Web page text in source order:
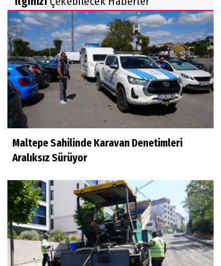
Maltepe Sahilinde Karavan Denetimleri
Aralıksız Sürüyor